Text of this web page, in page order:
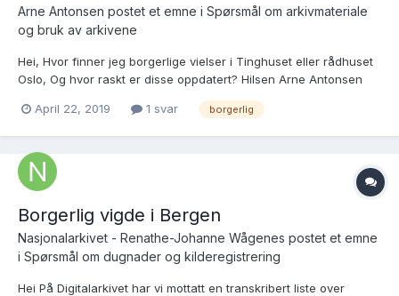
Arne Antonsen postet et emne i Spørsmål om arkivmateriale
og bruk av arkivene
Hei, Hvor finner jeg borgerlige vielser i Tinghuset eller rådhuset
Oslo, Og hvor raskt er disse oppdatert? Hilsen Arne Antonsen
April 22, 2019 1 svar borgerlig
Borgerlig vigde i Bergen
Nasjonalarkivet - Renathe-Johanne Wågenes postet et emne
i Spørsmål om dugnader og kilderegistrering
Hei På Digitalarkivet har vi mottatt en transkribert liste over